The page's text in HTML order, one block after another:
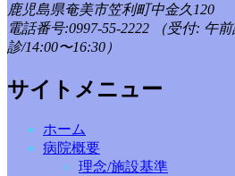
鹿児島県奄美市笠利町中金久120
電話番号:0997-55-2222
（受付: 午
診/14:00〜16:30）
サイトメニュー
ホーム
病院概要
理念/施設基準